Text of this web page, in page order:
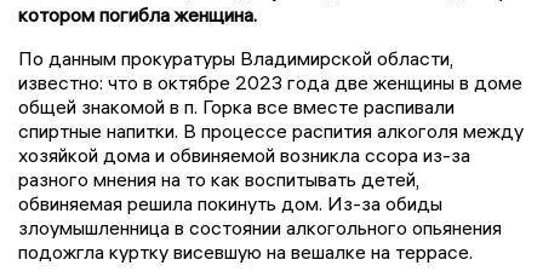
котором погибла женщина.
По данным прокуратуры Владимирской области,
известно: что в октябре 2023 года две женщины в доме
общей знакомой в п. Горка все вместе распивали
спиртные напитки. В процессе распития алкоголя между
хозяйкой дома и обвиняемой возникла ссора из-за
разного мнения на то как воспитывать детей,
обвиняемая решила покинуть дом. Из-за обиды
злоумышленница в состоянии алкогольного опьянения
подожгла куртку висевшую на вешалке на террасе.